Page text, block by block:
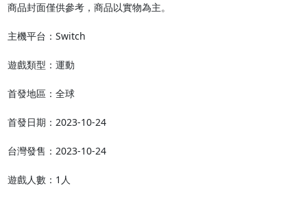
商品封面僅供參考，商品以實物為主。
主機平台：Switch
遊戲類型：運動
首發地區：全球
首發日期：2023-10-24
台灣發售：2023-10-24
遊戲人數：1人